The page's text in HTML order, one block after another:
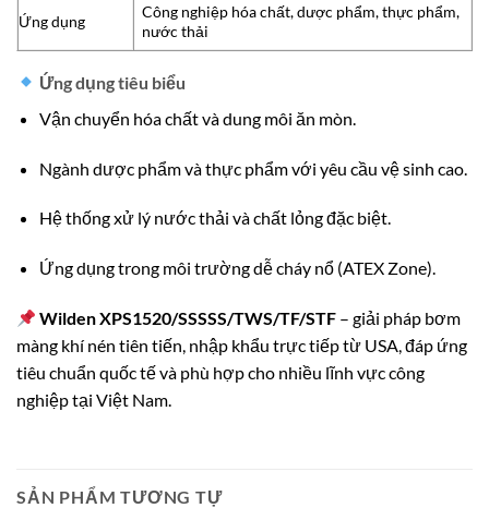
Ứng dụng
Công nghiệp hóa chất, dược phẩm, thực phẩm,
nước thải
Ứng dụng tiêu biểu
Vận chuyển hóa chất và dung môi ăn mòn.
Ngành dược phẩm và thực phẩm với yêu cầu vệ sinh cao.
Hệ thống xử lý nước thải và chất lỏng đặc biệt.
Ứng dụng trong môi trường dễ cháy nổ (ATEX Zone).
Wilden XPS1520/SSSSS/TWS/TF/STF – giải pháp bơm
màng khí nén tiên tiến, nhập khẩu trực tiếp từ USA, đáp ứng
tiêu chuẩn quốc tế và phù hợp cho nhiều lĩnh vực công
nghiệp tại Việt Nam.
SẢN PHẨM TƯƠNG TỰ